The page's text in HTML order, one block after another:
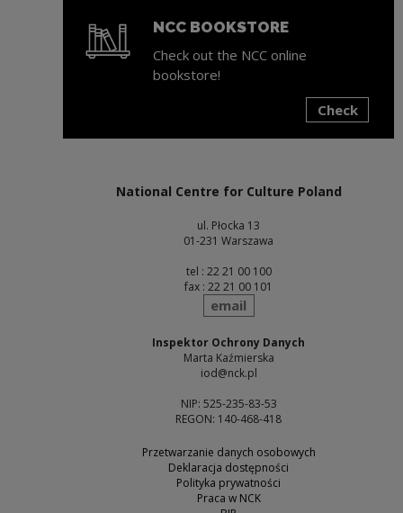
NCC BOOKSTORE
Check out the NCC online
bookstore!
Check
National Centre for Culture Poland
ul. Płocka 13
01-231 Warszawa
tel : 22 21 00 100
fax : 22 21 00 101
send
email
Inspektor Ochrony Danych
Marta Kaźmierska
iod@nck.pl
NIP: 525-235-83-53
REGON: 140-468-418
Przetwarzanie danych osobowych
Deklaracja dostępności
Polityka prywatności
Praca w NCK